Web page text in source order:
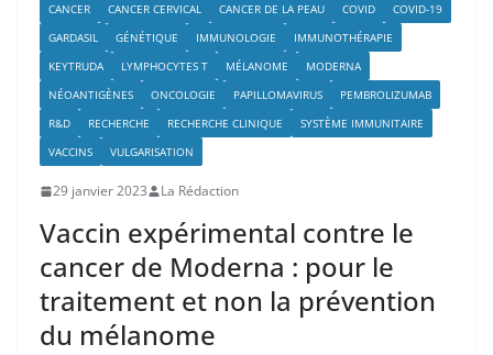
CANCER
CANCER CERVICAL CANCER DE LA PEAU COVID
COVID-19
GARDASIL
GÉNÉTIQUE IMMUNOLOGIE
IMMUNOTHÉRAPIE
KEYTRUDA
LYMPHOCYTES T MÉLANOME
MODERNA
NÉOANTIGÈNES
ONCOLOGIE PAPILLOMAVIRUS
PEMBROLIZUMAB
R&D
RECHERCHE RECHERCHE CLINIQUE
SYSTÈME IMMUNITAIRE
VACCINS
VULGARISATION
29 janvier 2023 La Rédaction
Vaccin expérimental contre le
cancer de Moderna : pour le
traitement et non la prévention
du mélanome